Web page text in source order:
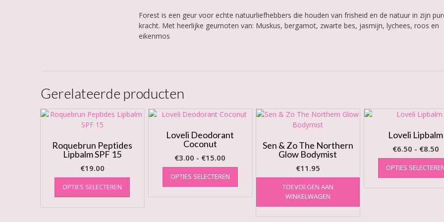
Forest is een geur voor echte natuurliefhebbers die houden van frisheid en de natuur in zijn
kracht. Met heerlijke geurnoten van: Muskus, bergamot, zwarte bes, jasmijn, lychees, roos en
eikenmos
Gerelateerde producten
Roquebrun Peptides
Lipbalm SPF 15
€19.00
OPTIES SELECTEREN
Dit
heeft
meerdere
Loveli Deodorant
Coconut
€3.00 - €15.00
€3.00
tot
€15.00
OPTIES SELECTEREN
Dit
product
heeft
meerdere
variaties.
Sen & Zo The Northern
Glow Bodymist
€11.95
TOEVOEGEN AAN
WINKELWAGEN
Loveli Lipbalm
€6.50 - €8.50
OPTIES